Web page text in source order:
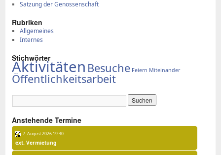
Satzung der Genossenschaft
Ru­bri­ken
Allgemeines
Internes
Stich­wör­ter
Aktivitäten Besuche Feiern Miteinander
Öffentlichkeitsarbeit
An­ste­hen­de Ter­mi­ne
7. August 2026 19:30
ext. Vermietung